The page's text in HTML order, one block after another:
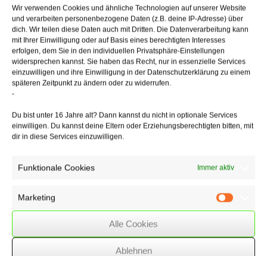
Wir verwenden Cookies und ähnliche Technologien auf unserer Website
und verarbeiten personenbezogene Daten (z.B. deine IP-Adresse) über
dich. Wir teilen diese Daten auch mit Dritten. Die Datenverarbeitung kann
mit Ihrer Einwilligung oder auf Basis eines berechtigten Interesses
erfolgen, dem Sie in den individuellen Privatsphäre-Einstellungen
widersprechen kannst. Sie haben das Recht, nur in essenzielle Services
einzuwilligen und ihre Einwilligung in der Datenschutzerklärung zu einem
späteren Zeitpunkt zu ändern oder zu widerrufen.
-
Du bist unter 16 Jahre alt? Dann kannst du nicht in optionale Services
einwilligen. Du kannst deine Eltern oder Erziehungsberechtigten bitten, mit
dir in diese Services einzuwilligen.
Funktionale Cookies Immer aktiv
Marketing
Alle Cookies
Ablehnen
Sie kamen zu der Entscheidung, dass die Pflicht zur Erstellung der
Jahresabrechnung
den Verwalter trifft, der im Zeitpunkt der Entstehung der
Abrechnungspflicht
Amtsinhaber ist. Scheidet der Verwalter im Laufe des Wirtschaftsjahres
aus seinem
Amt aus, schuldet er – vorbehaltlich einer abweichenden Vereinbarung
für das abgelaufene Wirtschaftsjahr unabhängig davon, ob im
Zeitpunkt
seines Ausscheidens die Abrechnung bereits fällig war.